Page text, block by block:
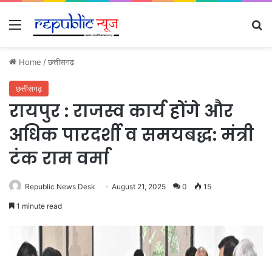
Menu
Home /छत्तीसगढ़
छत्तीसगढ़
रायपुर : राजस्व कार्य होंगे और
अधिक पारदर्शी व समयबद्ध: मंत्री
टंक राम वर्मा
Republic News Desk August 21, 2025 0 15
1 minute read